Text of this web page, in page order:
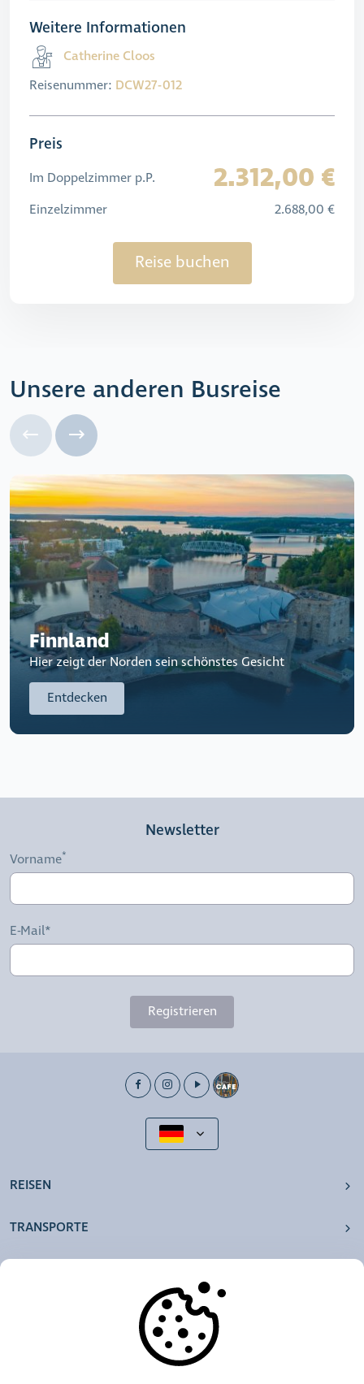
Weitere Informationen
Catherine Cloos
Reisenummer: DCW27-012
Preis
Im Doppelzimmer p.P. 2.312,00 €
Einzelzimmer 2.688,00 €
Reise buchen
Unsere anderen Busreise
Finnland
Hier zeigt der Norden sein schönstes Gesicht
Entdecken
Newsletter
Vorname
E-Mail*
Registrieren
REISEN
TRANSPORTE